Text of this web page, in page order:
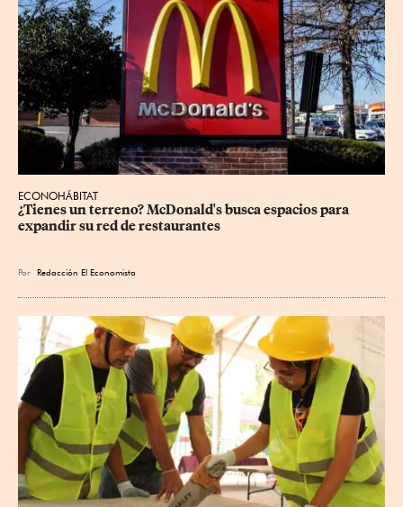
ECONOHÁBITAT
¿Tienes un terreno? McDonald's busca espacios para
expandir su red de restaurantes
Por Redacción El Economista